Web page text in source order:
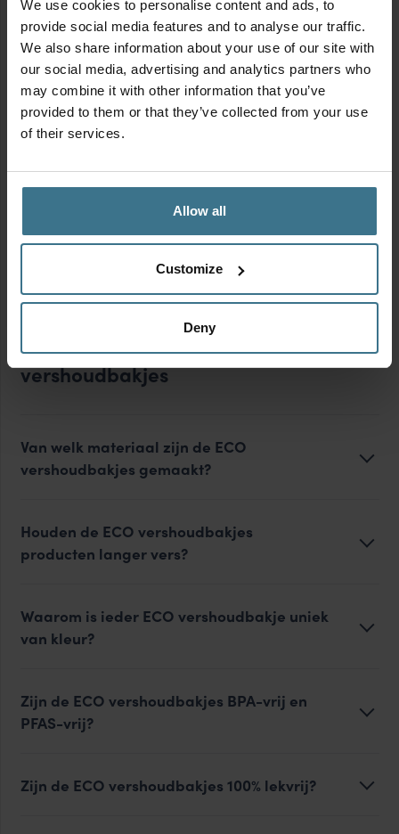
We use cookies to personalise content and ads, to
provide social media features and to analyse our traffic.
We also share information about your use of our site with
our social media, advertising and analytics partners who
may combine it with other information that you’ve
provided to them or that they’ve collected from your use
of their services.
Allow all
Customize
Deny
Materiaal
Kies een materiaal
Kenmerken
Kies een kenmerk
Kies een kleur
Veelgestelde vragen over de ECO
vershoudbakjes
Van welk materiaal zijn de ECO
vershoudbakjes gemaakt?
Houden de ECO vershoudbakjes
producten langer vers?
Waarom is ieder ECO vershoudbakje uniek
van kleur?
Zijn de ECO vershoudbakjes BPA-vrij en
PFAS-vrij?
Zijn de ECO vershoudbakjes 100% lekvrij?